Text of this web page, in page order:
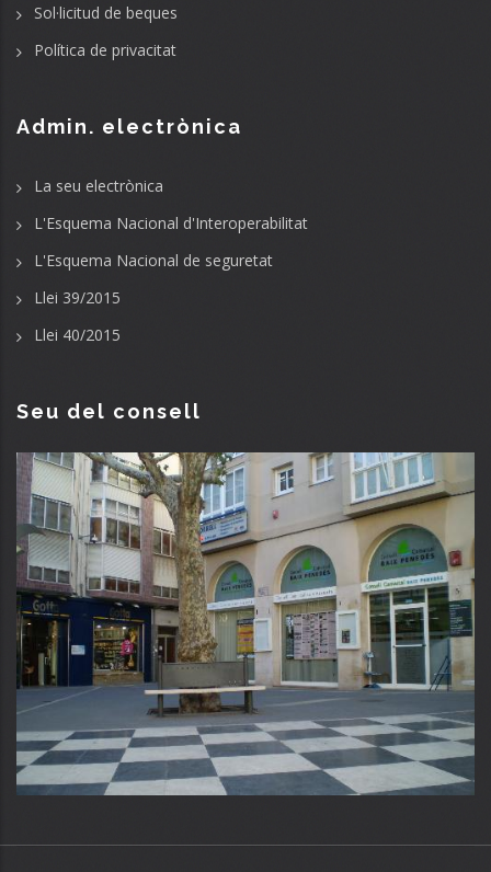
Sol·licitud de beques
Política de privacitat
Admin. electrònica
La seu electrònica
L'Esquema Nacional d'Interoperabilitat
L'Esquema Nacional de seguretat
Llei 39/2015
Llei 40/2015
Seu del consell